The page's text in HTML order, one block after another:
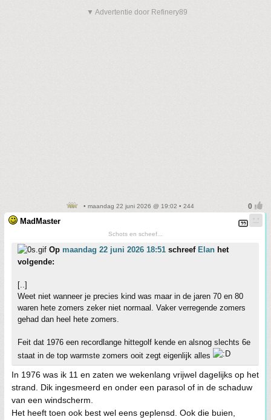
▼ Advertentie door Refinery89
• maandag 22 juni 2026 @ 19:02 • 244
MadMaster
Schots en scheef...
Op maandag 22 juni 2026 18:51 schreef Elan het
volgende:
[..]
Weet niet wanneer je precies kind was maar in de jaren 70 en 80
waren hete zomers zeker niet normaal. Vaker verregende zomers
gehad dan heel hete zomers.
Feit dat 1976 een recordlange hittegolf kende en alsnog slechts 6e
staat in de top warmste zomers ooit zegt eigenlijk alles
In 1976 was ik 11 en zaten we wekenlang vrijwel dagelijks op het
strand. Dik ingesmeerd en onder een parasol of in de schaduw
van een windscherm.
Het heeft toen ook best wel eens geplensd. Ook die buien,